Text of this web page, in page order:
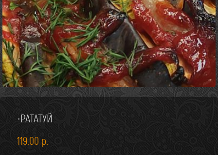
·РАТАТУЙ
119.00 р.